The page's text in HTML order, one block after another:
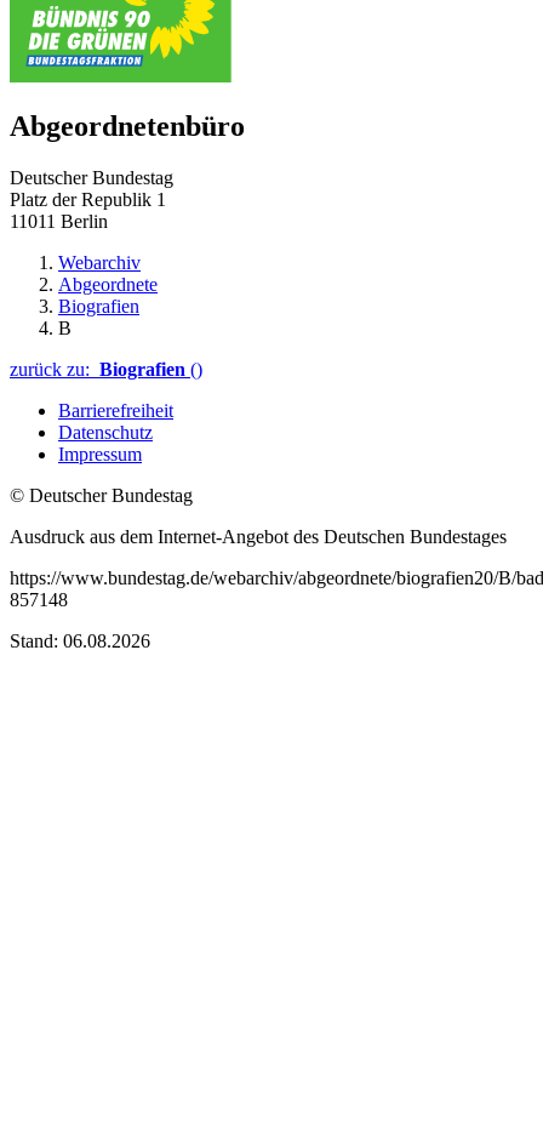
Abgeordnetenbüro
Deutscher Bundestag
Platz der Republik 1
11011 Berlin
Webarchiv
Abgeordnete
Biografien
B
zurück zu: Biografien ()
Barrierefreiheit
Datenschutz
Impressum
© Deutscher Bundestag
Ausdruck aus dem Internet-Angebot des Deutschen Bundestages
https://www.bundestag.de/webarchiv/abgeordnete/biografien20/B/
857148
Stand: 06.08.2026